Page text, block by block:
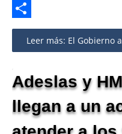
Twitter
Share
Leer más: El Gobierno
Adeslas y
llegan a un